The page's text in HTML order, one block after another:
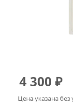
4 300 ₽
Цена указана